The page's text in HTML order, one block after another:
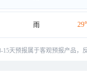
雨
15天预报属于客观预报产品，